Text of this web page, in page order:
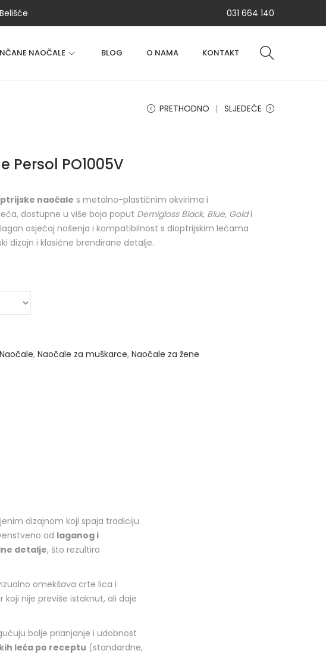
031 664 140
NAOČALE BLOG O NAMA KONTAKT
PRETHODNO SLJEDEĆE
Persol PO1005V
naočale s metalno-plastičnim okvirima i
dostupne u više boja poput Demigloss Black, Blue, Goldi
osjećaj nošenja i kompatibilnost s dioptrijskim lećama
dizajn i klasične brendirane detalje.
Naočale,Naočale za muškarce,Naočale za žene
dizajnom koji spaja tradiciju
od laganog i
detalje, što rezultira
omekšava crte lica i
nije previše istaknut, ali daje
bolje prianjanje i udobnost
leća po receptu (standardne,